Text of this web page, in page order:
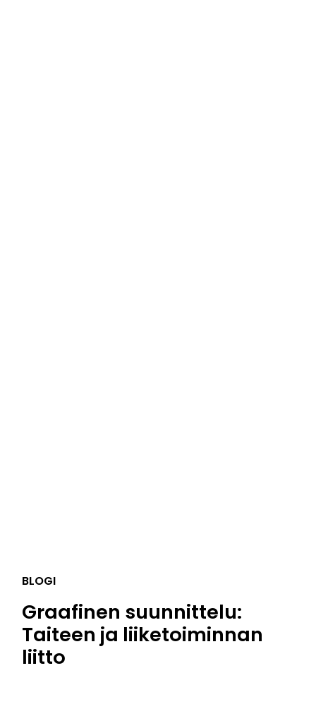
BLOGI
Graafinen suunnittelu:
Taiteen ja liiketoiminnan
liitto